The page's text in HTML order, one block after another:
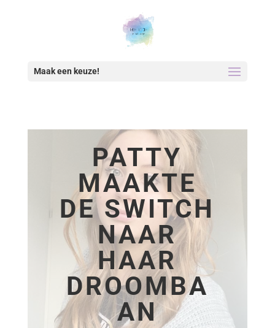
Maak een keuze!
PATTY
MAAKTE
DE SWITCH
NAAR
HAAR
DROOMBA
AN